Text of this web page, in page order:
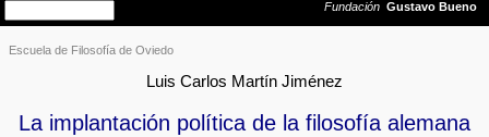
Escuela de Filosofía de Oviedo
Luis Carlos Martín Jiménez
La implantación política de la filosofía alemana